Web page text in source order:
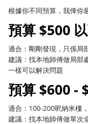
根據你不同預算，我俾你
預算 $500
適合：剛剛發現，只係局
建議：找本地師傅做局部
一樣可以解決問題
預算 $600 -
適合：100-200呎納米樓
建議：找本地師傅做單次